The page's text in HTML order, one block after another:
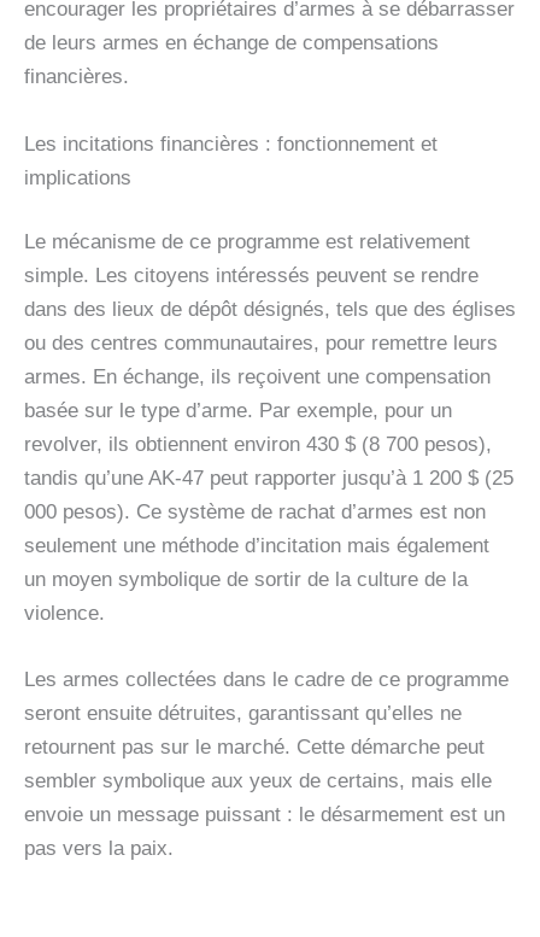
encourager les propriétaires d’armes à se débarrasser
de leurs armes en échange de compensations
financières.
Les incitations financières : fonctionnement et
implications
Le mécanisme de ce programme est relativement
simple. Les citoyens intéressés peuvent se rendre
dans des lieux de dépôt désignés, tels que des églises
ou des centres communautaires, pour remettre leurs
armes. En échange, ils reçoivent une compensation
basée sur le type d’arme. Par exemple, pour un
revolver, ils obtiennent environ 430 $ (8 700 pesos),
tandis qu’une AK-47 peut rapporter jusqu’à 1 200 $ (25
000 pesos). Ce système de rachat d’armes est non
seulement une méthode d’incitation mais également
un moyen symbolique de sortir de la culture de la
violence.
Les armes collectées dans le cadre de ce programme
seront ensuite détruites, garantissant qu’elles ne
retournent pas sur le marché. Cette démarche peut
sembler symbolique aux yeux de certains, mais elle
envoie un message puissant : le désarmement est un
pas vers la paix.